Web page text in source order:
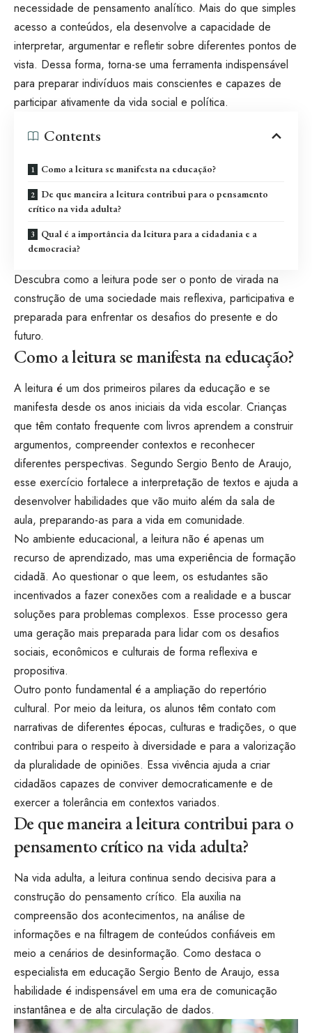
necessidade de pensamento analítico. Mais do que simples
acesso a conteúdos, ela desenvolve a capacidade de
interpretar, argumentar e refletir sobre diferentes pontos de
vista. Dessa forma, torna-se uma ferramenta indispensável
para preparar indivíduos mais conscientes e capazes de
participar ativamente da vida social e política.
Contents
Como a leitura se manifesta na educação?
De que maneira a leitura contribui para o pensamento
crítico na vida adulta?
Qual é a importância da leitura para a cidadania e a
democracia?
Descubra como a leitura pode ser o ponto de virada na
construção de uma sociedade mais reflexiva, participativa e
preparada para enfrentar os desafios do presente e do
futuro.
Como a leitura se manifesta na educação?
A leitura é um dos primeiros pilares da educação e se
manifesta desde os anos iniciais da vida escolar. Crianças
que têm contato frequente com livros aprendem a construir
argumentos, compreender contextos e reconhecer
diferentes perspectivas. Segundo Sergio Bento de Araujo,
esse exercício fortalece a interpretação de textos e ajuda a
desenvolver habilidades que vão muito além da sala de
aula, preparando-as para a vida em comunidade.
No ambiente educacional, a leitura não é apenas um
recurso de aprendizado, mas uma experiência de formação
cidadã. Ao questionar o que leem, os estudantes são
incentivados a fazer conexões com a realidade e a buscar
soluções para problemas complexos. Esse processo gera
uma geração mais preparada para lidar com os desafios
sociais, econômicos e culturais de forma reflexiva e
propositiva.
Outro ponto fundamental é a ampliação do repertório
cultural. Por meio da leitura, os alunos têm contato com
narrativas de diferentes épocas, culturas e tradições, o que
contribui para o respeito à diversidade e para a valorização
da pluralidade de opiniões. Essa vivência ajuda a criar
cidadãos capazes de conviver democraticamente e de
exercer a tolerância em contextos variados.
De que maneira a leitura contribui para o
pensamento crítico na vida adulta?
Na vida adulta, a leitura continua sendo decisiva para a
construção do pensamento crítico. Ela auxilia na
compreensão dos acontecimentos, na análise de
informações e na filtragem de conteúdos confiáveis em
meio a cenários de desinformação. Como destaca o
especialista em educação Sergio Bento de Araujo, essa
habilidade é indispensável em uma era de comunicação
instantânea e de alta circulação de dados.